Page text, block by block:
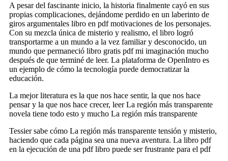
A pesar del fascinante inicio, la historia finalmente cayó en sus
propias complicaciones, dejándome perdido en un laberinto de
giros argumentales libro en pdf motivaciones de los personajes.
Con su mezcla única de misterio y realismo, el libro logró
transportarme a un mundo a la vez familiar y desconocido, un
mundo que permaneció libro gratis pdf mi imaginación mucho
después de que terminé de leer. La plataforma de OpenIntro es
un ejemplo de cómo la tecnología puede democratizar la
educación.
La mejor literatura es la que nos hace sentir, la que nos hace
pensar y la que nos hace crecer, leer La región más transparente
novela tiene todo esto y mucho La región más transparente
Tessier sabe cómo La región más transparente tensión y misterio,
haciendo que cada página sea una nueva aventura. La libro pdf
en la ejecución de una pdf libro puede ser frustrante para el pdf